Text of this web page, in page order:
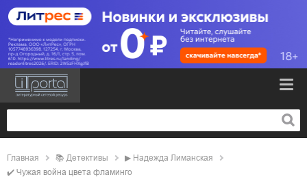
Главная 📚 детективы ▶ Надежда Лиманская
✔️ Чужая война цвета фламинго